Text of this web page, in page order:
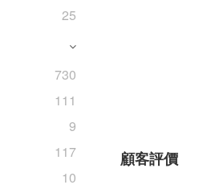
25
730
111
9
117
10
顧客評價